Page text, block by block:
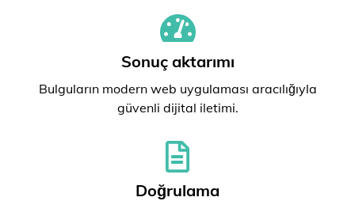
Sonuç aktarımı
Bulguların modern web uygulaması aracılığıyla
güvenli dijital iletimi.
Doğrulama